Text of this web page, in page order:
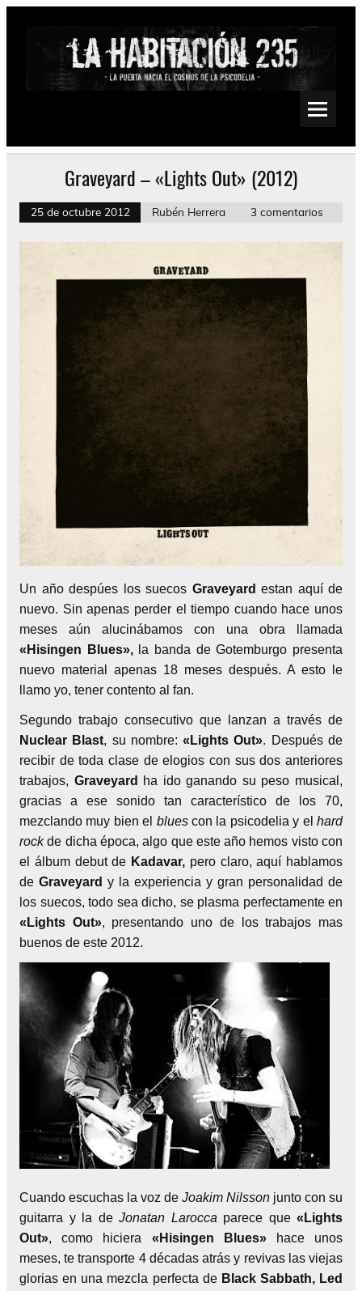
Saltar
Psychedelic, Stoner, Doom, Sludge, Fuzz, Space, Drone
Graveyard – «Lights Out» (2012)
25 de octubre 2012 Rubén Herrera 3 comentarios
Un año despúes los suecos Graveyard estan aquí de
nuevo. Sin apenas perder el tiempo cuando hace unos
meses aún alucinábamos con una obra llamada
«Hisingen Blues», la banda de Gotemburgo presenta
nuevo material apenas 18 meses después. A esto le
llamo yo, tener contento al fan.
Segundo trabajo consecutivo que lanzan a través de
Nuclear Blast, su nombre:«Lights Out». Después de
recibir de toda clase de elogios con sus dos anteriores
trabajos, Graveyard
ha ido ganando su peso musical,
gracias a ese sonido tan característico de los 70,
mezclando muy bien el bluescon la psicodelia y elhard
rockde dicha época, algo que este año hemos visto con
el álbum debut de Kadavar, pero claro, aquí hablamos
de Graveyard y la experiencia y gran personalidad de
los suecos, todo sea dicho, se plasma perfectamente en
«Lights Out», presentando uno de los trabajos mas
buenos de este 2012.
Cuando escuchas la voz de Joakim Nilsson junto con su
guitarra y la de Jonatan Larocca parece que «Lights
Out», como hiciera «Hisingen Blues»
hace unos
meses, te transporte 4 décadas atrás y revivas las viejas
glorias en una mezcla perfecta de Black Sabbath, Led